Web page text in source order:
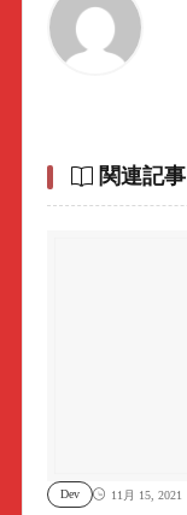
関連記事
Dev 11月 15, 2021